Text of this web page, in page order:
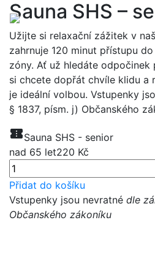
Sauna SHS –
Užijte si relaxační zážitek v
zahrnuje 120 minut přístupu
zóny. Ať už hledáte odpočinek
si chcete dopřát chvíle klidu a
je ideální volbou. Vstupenky
§ 1837, písm. j) Občanského
confirmation_numberSauna SHS - senior
nad 65 let220 Kč
Přidat do košíku
Vstupenky jsou nevratné dle
Občanského zákoníku